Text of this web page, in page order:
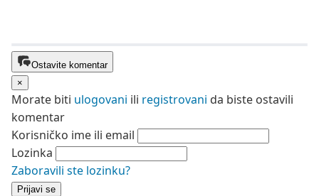
Ostavite komentar
×
Morate biti ulogovani ili registrovani da biste ostavili
komentar
Korisničko ime ili email
Lozinka
Zaboravili ste lozinku?
Prijavi se